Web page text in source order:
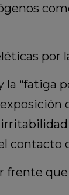
por
“fatiga